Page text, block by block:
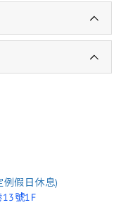
假日休息)
號1F